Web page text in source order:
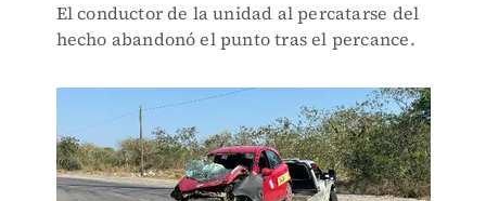
El conductor de la unidad al percatarse del
hecho abandonó el punto tras el percance.